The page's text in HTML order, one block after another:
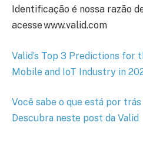
Identificação é nossa razão
acesse www.valid.com
Valid’s Top 3 Predictions for
Mobile and IoT Industry in
Você sabe o que está por
Descubra neste post da Valid